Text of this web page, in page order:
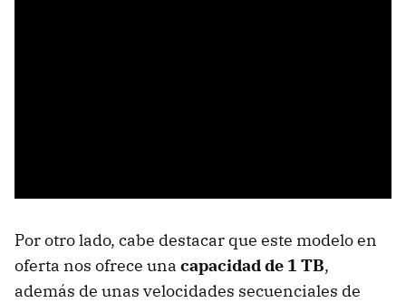
Por otro lado, cabe destacar que este modelo en
oferta nos ofrece una capacidad de 1 TB,
además de unas velocidades secuenciales de